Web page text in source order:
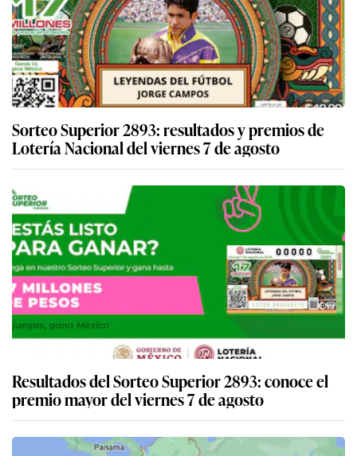
Sorteo Superior 2893: resultados y premios de
Lotería Nacional del viernes 7 de agosto
Resultados del Sorteo Superior 2893: conoce el
premio mayor del viernes 7 de agosto